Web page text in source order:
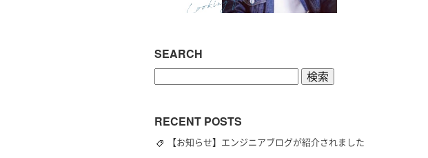
SEARCH
RECENT POSTS
【お知らせ】エンジニアブログが紹介されました